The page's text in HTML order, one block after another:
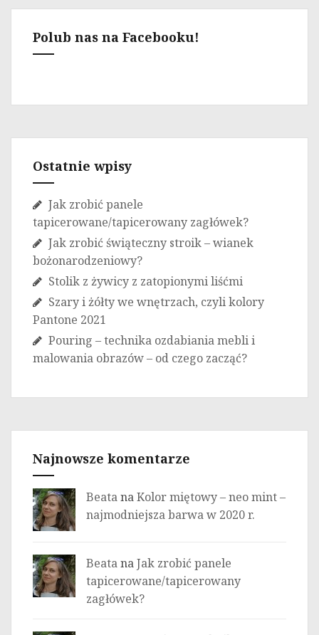
Polub nas na Facebooku!
Ostatnie wpisy
Jak zrobić panele
tapicerowane/tapicerowany zagłówek?
Jak zrobić świąteczny stroik – wianek
bożonarodzeniowy?
Stolik z żywicy z zatopionymi liśćmi
Szary i żółty we wnętrzach, czyli kolory
Pantone 2021
Pouring – technika ozdabiania mebli i
malowania obrazów – od czego zacząć?
Najnowsze komentarze
BeatanaKolor miętowy – neo mint –
najmodniejsza barwa w 2020 r.
BeatanaJak zrobić panele
tapicerowane/tapicerowany
zagłówek?